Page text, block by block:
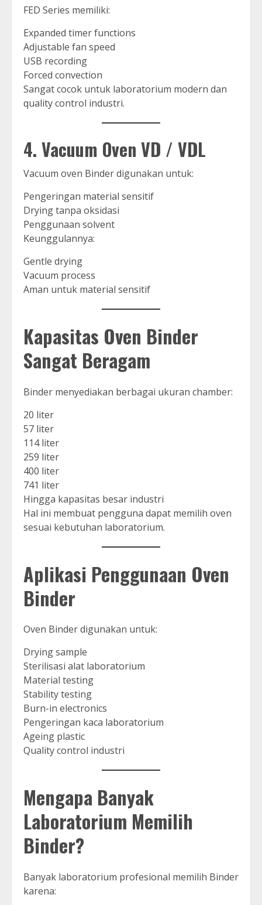
FED Series memiliki:
Expanded timer functions
Adjustable fan speed
USB recording
Forced convection
Sangat cocok untuk laboratorium modern dan
quality control industri.
4. Vacuum Oven VD / VDL
Vacuum oven Binder digunakan untuk:
Pengeringan material sensitif
Drying tanpa oksidasi
Penggunaan solvent
Keunggulannya:
Gentle drying
Vacuum process
Aman untuk material sensitif
Kapasitas Oven Binder
Sangat Beragam
Binder menyediakan berbagai ukuran chamber:
20 liter
57 liter
114 liter
259 liter
400 liter
741 liter
Hingga kapasitas besar industri
Hal ini membuat pengguna dapat memilih oven
sesuai kebutuhan laboratorium.
Aplikasi Penggunaan Oven
Binder
Oven Binder digunakan untuk:
Drying sample
Sterilisasi alat laboratorium
Material testing
Stability testing
Burn-in electronics
Pengeringan kaca laboratorium
Ageing plastic
Quality control industri
Mengapa Banyak
Laboratorium Memilih
Binder?
Banyak laboratorium profesional memilih Binder
karena: